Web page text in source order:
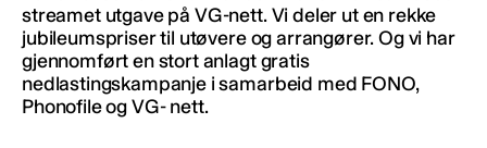
streamet utgave på VG-nett. Vi deler ut en rekke
jubileumspriser til utøvere og arrangører. Og vi har
gjennomført en stort anlagt gratis
nedlastingskampanje i samarbeid med FONO,
Phonofile og VG- nett.